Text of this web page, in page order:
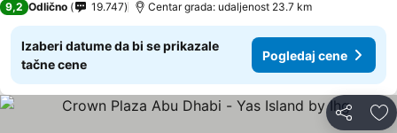
9,2 Odlično 19.747 Centar grada: udaljenost 23.7 km
Izaberi datume da bi se prikazale
tačne cene
Pogledaj cene
Deli